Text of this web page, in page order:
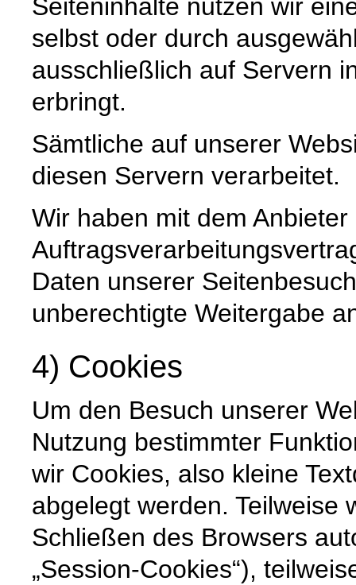
Seiteninhalte nutzen wir
selbst oder durch
ausschließlich auf Servern
erbringt.
Sämtliche auf unserer
diesen Servern verarbeitet.
Wir haben mit dem Anbieter
Daten unserer
unberechtigte Weitergabe
4) Cookies
Um den Besuch unserer
Nutzung bestimmter
wir Cookies, also kleine
abgelegt werden. Teilweise
Schließen des Browsers
„Session-Cookies“),